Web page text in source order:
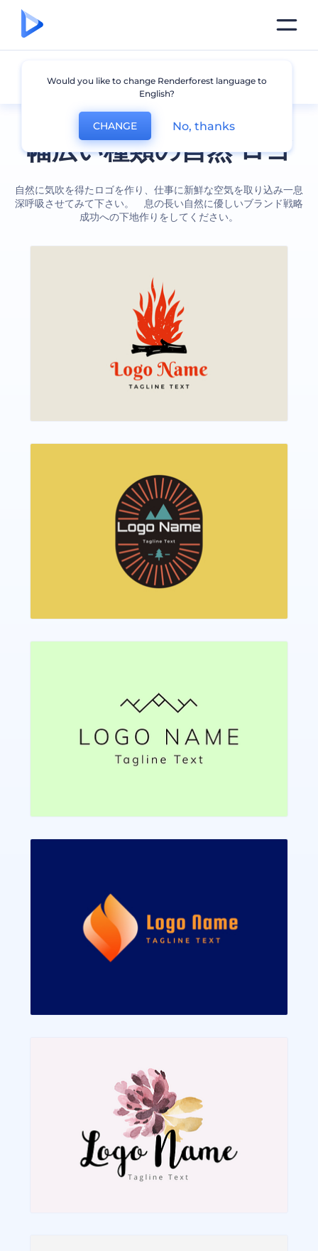
幅広い種類の自然 ロゴ
自然に気吹を得たロゴを作り、仕事に新鮮な空気を取り込み一息
深呼吸させてみて下さい。 息の長い自然に優しいブランド戦略
成功への下地作りをしてください。
自然
Would you like to change Renderforest language to
English?
CHANGE No, thanks